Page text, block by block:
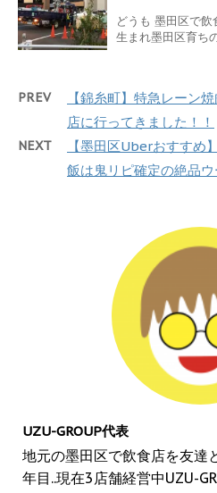
どうも 墨田区で
生まれ墨田区育ち
PREV
【錦糸町】特急レーン
店に行ってきました！！
NEXT
【墨田区Uberおすすめ
飯は鬼リピ確定の絶品ウ
UZU-GROUP代表
地元の墨田区で飲食店を友達
年目..現在3店舗経営中UZU-